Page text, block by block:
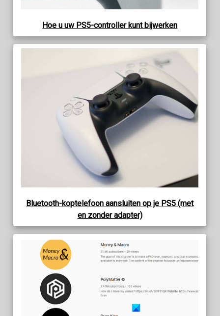
Hoe u uw PS5-controller kunt bijwerken
Bluetooth-koptelefoon aansluiten op je PS5 (met
en zonder adapter)